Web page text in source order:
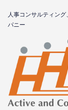
⼈事コンサルティン
パニー